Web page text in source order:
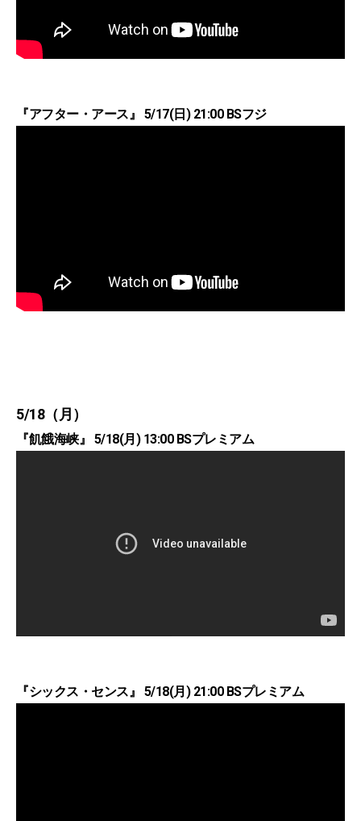
『アフター・アース』 5/17(日) 21:00 BSフジ
5/18（月）
『飢餓海峡』 5/18(月) 13:00 BSプレミアム
『シックス・センス』 5/18(月) 21:00 BSプレミアム